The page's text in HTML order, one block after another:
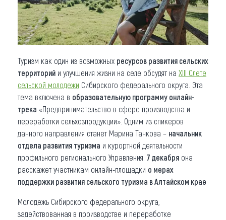
Другие рубрики
Туризм как один из возможных ресурсов развития сельских
территорий и улучшения жизни на селе обсудят на XIII Слете
сельской молодежи Сибирского федерального округа. Эта
тема включена в образовательную программу онлайн-
трека «Предпринимательство в сфере производства и
переработки сельхозпродукции». Одним из спикеров
данного направления станет Марина Танкова – начальник
отдела развития туризма и курортной деятельности
профильного регионального Управления. 7 декабря она
расскажет участникам онлайн-площадки о мерах
поддержки развития сельского туризма в Алтайском крае
Молодежь Сибирского федерального округа,
задействованная в производстве и переработке